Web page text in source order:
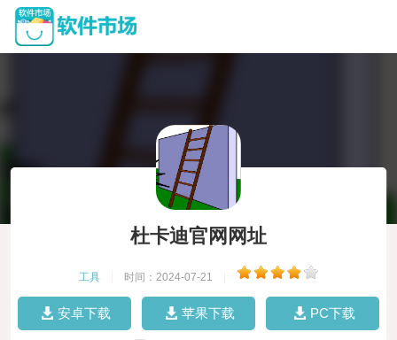
杜卡迪官网网址
工具 时间：2024-07-21
安卓下载 苹果下载 PC下载